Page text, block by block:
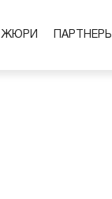
ЖЮРИ ПАРТНЕРЫ